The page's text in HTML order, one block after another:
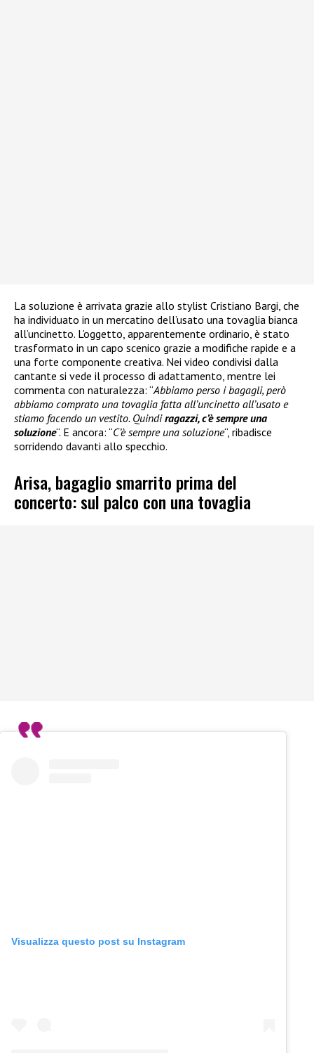
La soluzione è arrivata grazie allo stylist Cristiano Bargi, che
ha individuato in un mercatino dell’usato una tovaglia bianca
all’uncinetto. L’oggetto, apparentemente ordinario, è stato
trasformato in un capo scenico grazie a modifiche rapide e a
una forte componente creativa. Nei video condivisi dalla
cantante si vede il processo di adattamento, mentre lei
commenta con naturalezza: “Abbiamo perso i bagagli, però
abbiamo comprato una tovaglia fatta all’uncinetto all’usato e
stiamo facendo un vestito. Quindiragazzi, c’è sempre una
soluzione“. E ancora: “C’è sempre una soluzione“, ribadisce
sorridendo davanti allo specchio.
Arisa, bagaglio smarrito prima del
concerto: sul palco con una tovaglia
Visualizza questo post su Instagram